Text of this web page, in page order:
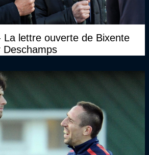
La lettre ouverte de Bixente
Deschamps